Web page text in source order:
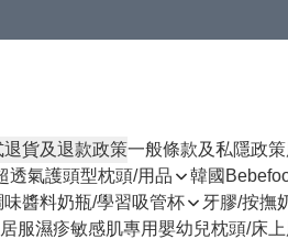
退貨及退款政策一般條款及私隱政策
透氣護頭型枕頭/用品 韓國
味醬料奶瓶/學習吸管杯 牙膠/按撫
服濕疹敏感肌專用嬰幼兒枕頭/床